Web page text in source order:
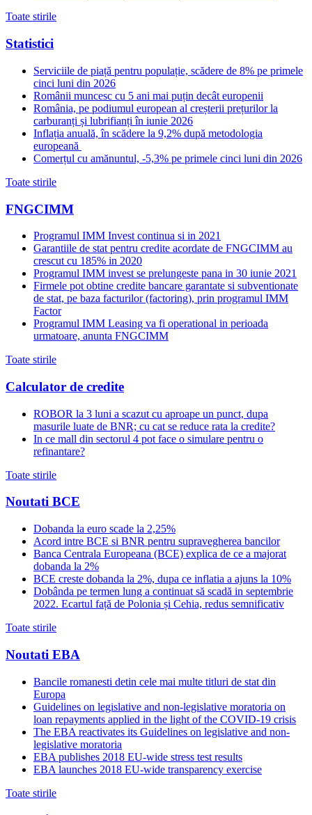
Toate stirile
Statistici
Serviciile de piață pentru populație, scădere de 8% pe primele
cinci luni din 2026
Românii muncesc cu 5 ani mai puțin decât europenii
România, pe podiumul european al creșterii prețurilor la
carburanți și lubrifianți în iunie 2026
Inflația anuală, în scădere la 9,2% după metodologia
europeană
Comerțul cu amănuntul, -5,3% pe primele cinci luni din 2026
Toate stirile
FNGCIMM
Programul IMM Invest continua si in 2021
Garantiile de stat pentru credite acordate de FNGCIMM au
crescut cu 185% in 2020
Programul IMM invest se prelungeste pana in 30 iunie 2021
Firmele pot obtine credite bancare garantate si subventionate
de stat, pe baza facturilor (factoring), prin programul IMM
Factor
Programul IMM Leasing va fi operational in perioada
urmatoare, anunta FNGCIMM
Toate stirile
Calculator de credite
ROBOR la 3 luni a scazut cu aproape un punct, dupa
masurile luate de BNR; cu cat se reduce rata la credite?
In ce mall din sectorul 4 pot face o simulare pentru o
refinantare?
Toate stirile
Noutati BCE
Dobanda la euro scade la 2,25%
Acord intre BCE si BNR pentru supravegherea bancilor
Banca Centrala Europeana (BCE) explica de ce a majorat
dobanda la 2%
BCE creste dobanda la 2%, dupa ce inflatia a ajuns la 10%
Dobânda pe termen lung a continuat să scadă in septembrie
2022. Ecartul față de Polonia și Cehia, redus semnificativ
Toate stirile
Noutati EBA
Bancile romanesti detin cele mai multe titluri de stat din
Europa
Guidelines on legislative and non-legislative moratoria on
loan repayments applied in the light of the COVID-19 crisis
The EBA reactivates its Guidelines on legislative and non-
legislative moratoria
EBA publishes 2018 EU-wide stress test results
EBA launches 2018 EU-wide transparency exercise
Toate stirile